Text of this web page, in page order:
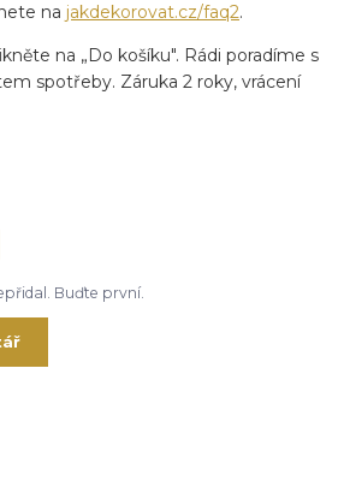
na jakdekorovat.cz/faq2.
na „Do košíku". Rádi poradíme s
spotřeby. Záruka 2 roky, vrácení
Buďte první.